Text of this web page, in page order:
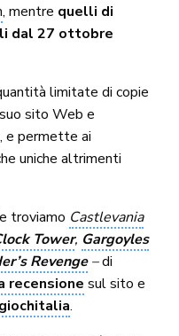
, mentre quelli di
dal 27 ottobre
limitate di copie
sito Web e
e permette ai
uniche altrimenti
troviamo Castlevania
Tower, Gargoyles
Revenge–di
recensione sul sito e
.